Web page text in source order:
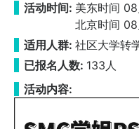
活动时间: 美东时间
北京时间
适用人群: 社区大学转
已报名人数: 133人
活动内容: